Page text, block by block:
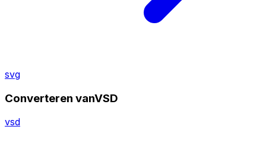
svg
Converteren vanVSD
vsd